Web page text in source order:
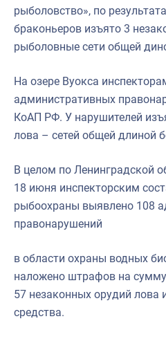
рыболовство», по
браконьеров изъято 3
рыболовные сети общей
На озере Вуокса
административных
КоАП РФ. У нарушителей
лова – сетей общей длиной
В целом по Ленинградской
18 июня инспекторским
рыбоохраны выявлено 108
правонарушений
в области охраны водных
наложено штрафов на
57 незаконных орудий лова
средства.